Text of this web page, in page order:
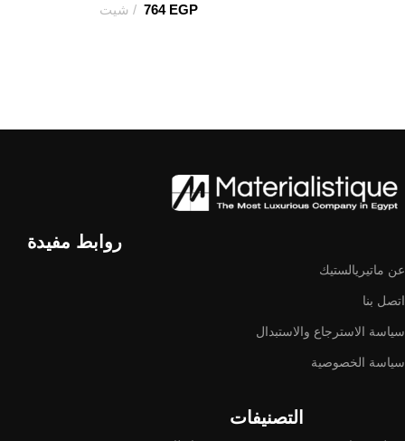
764 EGP شيت
روابط مفيدة
عن ماتيريالستيك
اتصل بنا
سياسة الاسترجاع والاستبدال
سياسة الخصوصية
التصنيفات